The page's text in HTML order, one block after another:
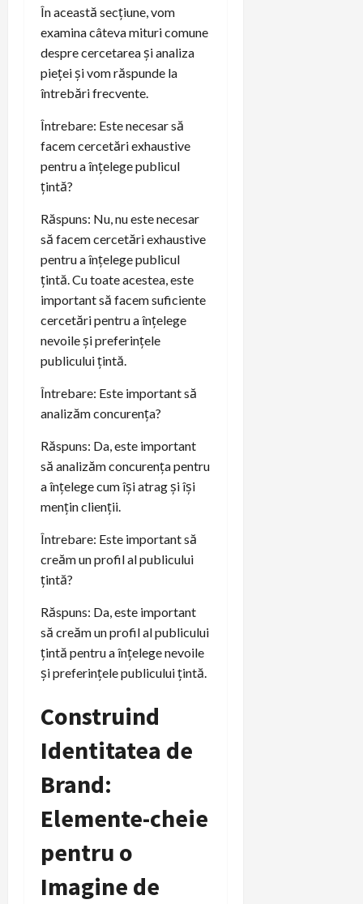
În această secțiune, vom
examina câteva mituri comune
despre cercetarea și analiza
pieței și vom răspunde la
întrebări frecvente.
Întrebare: Este necesar să
facem cercetări exhaustive
pentru a înțelege publicul
țintă?
Răspuns: Nu, nu este necesar
să facem cercetări exhaustive
pentru a înțelege publicul
țintă. Cu toate acestea, este
important să facem suficiente
cercetări pentru a înțelege
nevoile și preferințele
publicului țintă.
Întrebare: Este important să
analizăm concurența?
Răspuns: Da, este important
să analizăm concurența pentru
a înțelege cum își atrag și își
mențin clienții.
Întrebare: Este important să
creăm un profil al publicului
țintă?
Răspuns: Da, este important
să creăm un profil al publicului
țintă pentru a înțelege nevoile
și preferințele publicului țintă.
Construind
Identitatea de
Brand:
Elemente-cheie
pentru o
Imagine de